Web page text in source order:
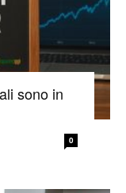
sono in
0